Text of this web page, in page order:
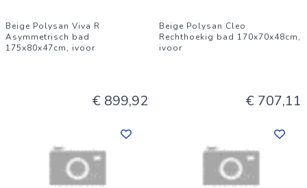
Beige Polysan Viva R
Asymmetrisch bad
175x80x47cm, ivoor
€ 899,92
Beige Polysan Cleo
Rechthoekig bad 170x70x48cm,
ivoor
€ 707,11